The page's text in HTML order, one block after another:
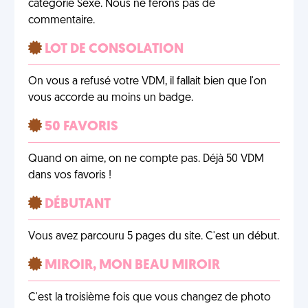
catégorie Sexe. Nous ne ferons pas de
commentaire.
LOT DE CONSOLATION
On vous a refusé votre VDM, il fallait bien que l'on
vous accorde au moins un badge.
50 FAVORIS
Quand on aime, on ne compte pas. Déjà 50 VDM
dans vos favoris !
DÉBUTANT
Vous avez parcouru 5 pages du site. C'est un début.
MIROIR, MON BEAU MIROIR
C'est la troisième fois que vous changez de photo